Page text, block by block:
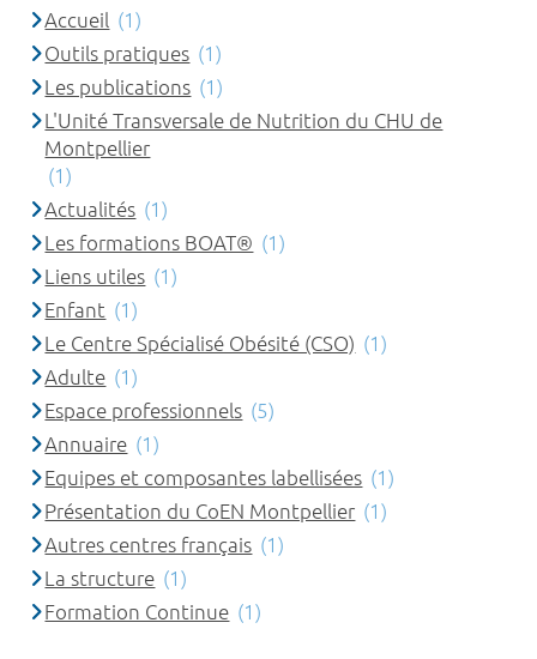
Accueil (1)
Outils pratiques (1)
Les publications (1)
L'Unité Transversale de Nutrition du CHU de
Montpellier
(1)
Actualités (1)
Les formations BOAT® (1)
Liens utiles (1)
Enfant (1)
Le Centre Spécialisé Obésité (CSO) (1)
Adulte (1)
Espace professionnels (5)
Annuaire (1)
Equipes et composantes labellisées (1)
Présentation du CoEN Montpellier (1)
Autres centres français (1)
La structure (1)
Formation Continue (1)